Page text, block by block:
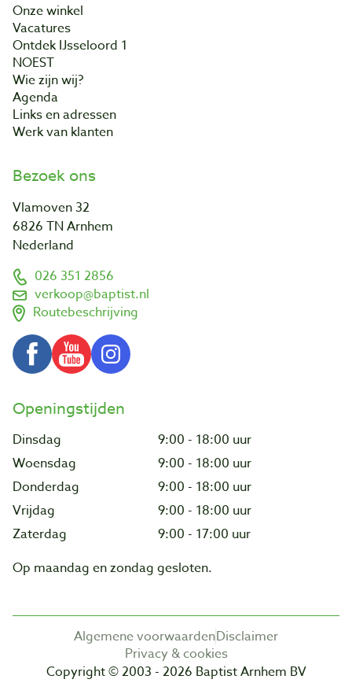
Onze winkel
Vacatures
Ontdek IJsseloord 1
NOEST
Wie zijn wij?
Agenda
Links en adressen
Werk van klanten
Bezoek ons
Vlamoven 32
6826 TN Arnhem
Nederland
026 351 2856
verkoop@baptist.nl
Routebeschrijving
Openingstijden
Dinsdag
9:00 - 18:00 uur
Woensdag
9:00 - 18:00 uur
Donderdag
9:00 - 18:00 uur
Vrijdag
9:00 - 18:00 uur
Zaterdag
9:00 - 17:00 uur
Op maandag en zondag gesloten.
Algemene voorwaardenDisclaimer
Privacy & cookies
Copyright © 2003 - 2026 Baptist Arnhem BV